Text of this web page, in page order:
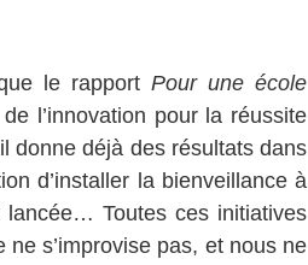
le rapport Pour une école
l’innovation pour la réussite
donne déjà des résultats dans
d’installer la bienveillance à
lancée… Toutes ces initiatives
s’improvise pas, et nous ne